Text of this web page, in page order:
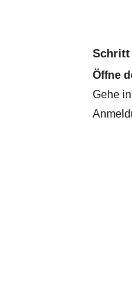
Schritt
Öffne
Gehe